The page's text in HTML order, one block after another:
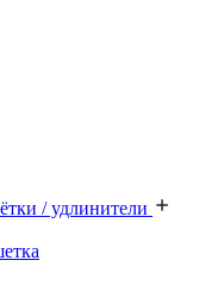
/ удлинители